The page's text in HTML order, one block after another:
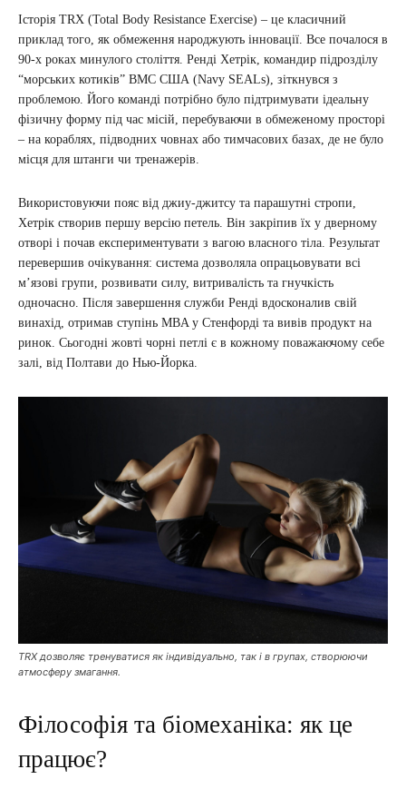
Історія TRX (Total Body Resistance Exercise) – це класичний
приклад того, як обмеження народжують інновації. Все почалося в
90-х роках минулого століття. Ренді Хетрік, командир підрозділу
“морських котиків” ВМС США (Navy SEALs), зіткнувся з
проблемою. Його команді потрібно було підтримувати ідеальну
фізичну форму під час місій, перебуваючи в обмеженому просторі
– на кораблях, підводних човнах або тимчасових базах, де не було
місця для штанги чи тренажерів.
Використовуючи пояс від джиу-джитсу та парашутні стропи,
Хетрік створив першу версію петель. Він закріпив їх у дверному
отворі і почав експериментувати з вагою власного тіла. Результат
перевершив очікування: система дозволяла опрацьовувати всі
м’язові групи, розвивати силу, витривалість та гнучкість
одночасно. Після завершення служби Ренді вдосконалив свій
винахід, отримав ступінь MBA у Стенфорді та вивів продукт на
ринок. Сьогодні жовті чорні петлі є в кожному поважаючому себе
залі, від Полтави до Нью-Йорка.
TRX дозволяє тренуватися як індивідуально, так і в групах, створюючи
атмосферу змагання.
Філософія та біомеханіка: як це
працює?